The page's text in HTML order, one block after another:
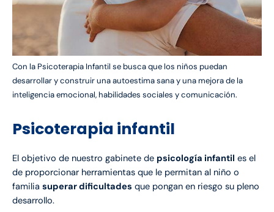
Con la Psicoterapia Infantil se busca que los niños puedan
desarrollar y construir una autoestima sana y una mejora de la
inteligencia emocional, habilidades sociales y comunicación.
Psicoterapia infantil
El objetivo de nuestro gabinete de psicología infantil es el
de proporcionar herramientas que le permitan al niño o
familia superar dificultades que pongan en riesgo su pleno
desarrollo.